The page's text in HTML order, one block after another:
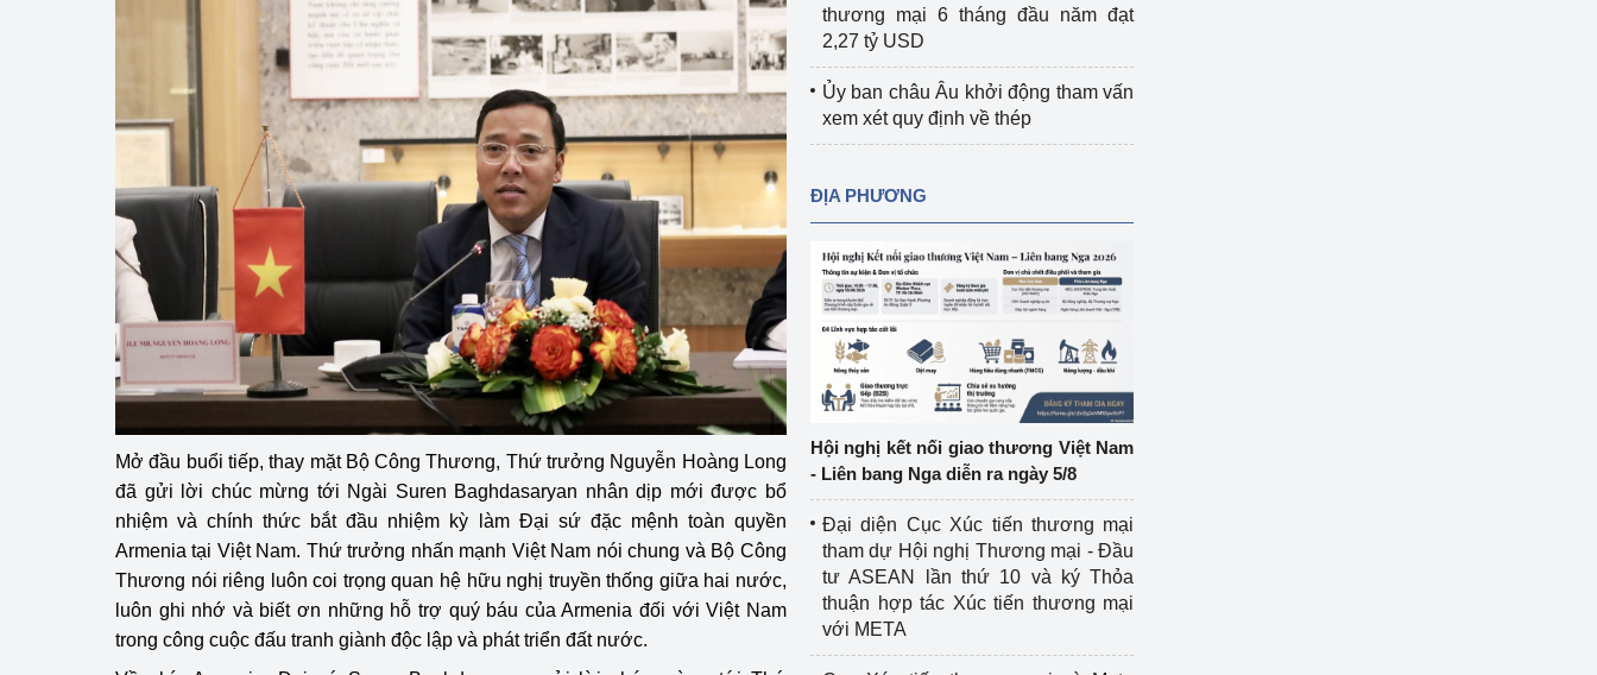
Album ảnh bảo vệ môi trường
Văn bản về môi trường
Đọc báo giúp bạn
Bảo vệ nền tảng tư tưởng của Đảng
Doanh nghiệp - Người dân
Xúc tiến thương mại Khu vực miền Bắc
Khu vực miền Trung
Khu vực miền Nam
Thị trường nước ngoàiHiệp định EVFTA
Thị trường châu Á – châu Phi
Thị trường châu Âu – châu Mỹ
Thị trường trong nước
Ngành Công Thương đưa nghị quyết
Đại hội XIV của Đảng vào cuộc sống
Phát triển công nghiệpCông nghiệp nền tảng
Chính sách
Sản xuất công nghiệp
Phát triển năng lượng
Mở đầu buổi tiếp, thay mặt Bộ Công Thương, Thứ trưởng Nguyễn Hoàng Long
đã gửi lời chúc mừng tới Ngài Suren Baghdasaryan nhân dịp mới được bổ
nhiệm và chính thức bắt đầu nhiệm kỳ làm Đại sứ đặc mệnh toàn quyền
Armenia tại Việt Nam. Thứ trưởng nhấn mạnh Việt Nam nói chung và Bộ Công
Thương nói riêng luôn coi trọng quan hệ hữu nghị truyền thống giữa hai nước,
luôn ghi nhớ và biết ơn những hỗ trợ quý báu của Armenia đối với Việt Nam
trong công cuộc đấu tranh giành độc lập và phát triển đất nước.
thương mại 6 tháng đầu năm đạt
2,27 tỷ USD
Ủy ban châu Âu khởi động tham vấn
xem xét quy định về thép
ĐỊA PHƯƠNG
Hội nghị kết nối giao thương Việt Nam
- Liên bang Nga diễn ra ngày 5/8
Đại diện Cục Xúc tiến thương mại
tham dự Hội nghị Thương mại - Đầu
tư ASEAN lần thứ 10 và ký Thỏa
thuận hợp tác Xúc tiến thương mại
với META